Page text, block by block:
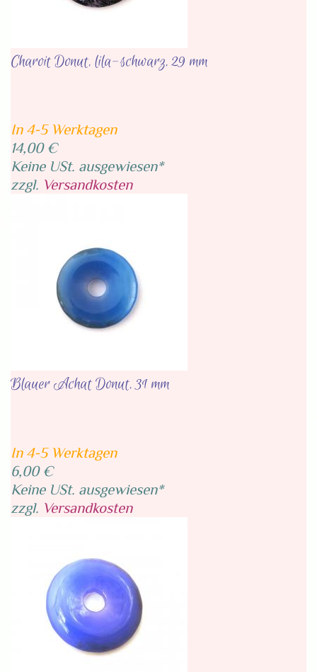
Charoit Donut, lila-schwarz, 29 mm
In 4-5 Werktagen
14,00 €
Keine USt. ausgewiesen*
zzgl. Versandkosten
Blauer Achat Donut, 31 mm
In 4-5 Werktagen
6,00 €
Keine USt. ausgewiesen*
zzgl. Versandkosten